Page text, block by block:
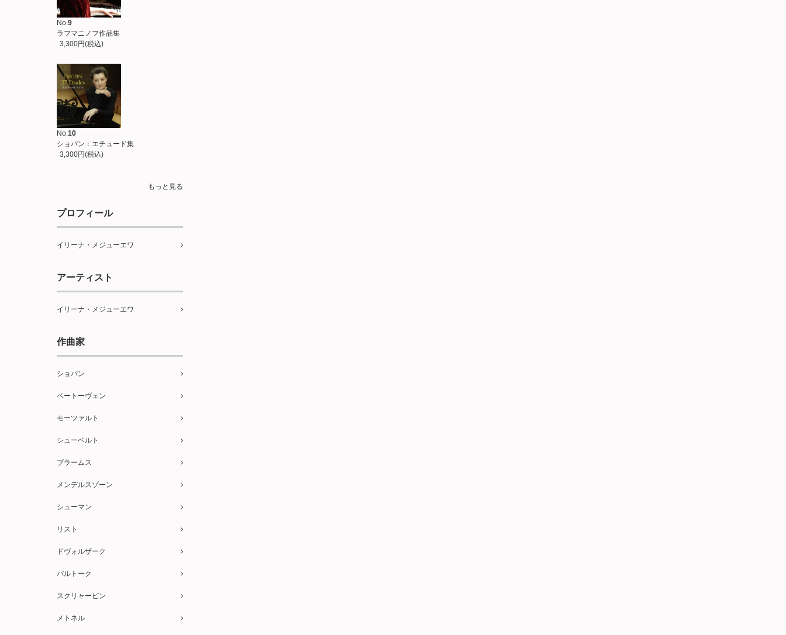
No.9
ラフマニノフ作品集
3,300円(税込)
No. 10
ショパン：エチュード集
3,300円(税込)
もっと見る
プロフィール
イリーナ・メジューエワ
アーティスト
イリーナ・メジューエワ
作曲家
ショパン
ベートーヴェン
モーツァルト
シューベルト
ブラームス
メンデルスゾーン
シューマン
リスト
ドヴォルザーク
バルトーク
スクリャービン
メトネル